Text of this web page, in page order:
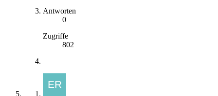
Antworten
0
Zugriffe
802